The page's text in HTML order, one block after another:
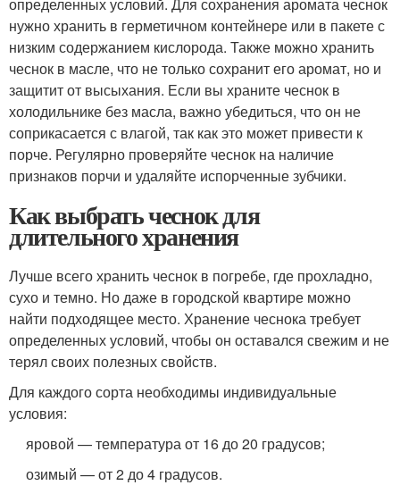
нужно хранить в герметичном контейнере или в пакете с
низким содержанием кислорода. Также можно хранить
чеснок в масле, что не только сохранит его аромат, но и
защитит от высыхания. Если вы храните чеснок в
холодильнике без масла, важно убедиться, что он не
соприкасается с влагой, так как это может привести к
порче. Регулярно проверяйте чеснок на наличие
признаков порчи и удаляйте испорченные зубчики.
Как выбрать чеснок для
длительного хранения
Лучше всего хранить чеснок в погребе, где прохладно,
сухо и темно. Но даже в городской квартире можно
найти подходящее место. Хранение чеснока требует
определенных условий, чтобы он оставался свежим и не
терял своих полезных свойств.
Для каждого сорта необходимы индивидуальные
условия:
яровой — температура от 16 до 20 градусов;
озимый — от 2 до 4 градусов.